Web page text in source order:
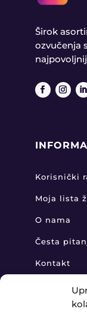
Širok
ozvučenja
Korisnički
Moja lista
O nama
Česta
Kontakt